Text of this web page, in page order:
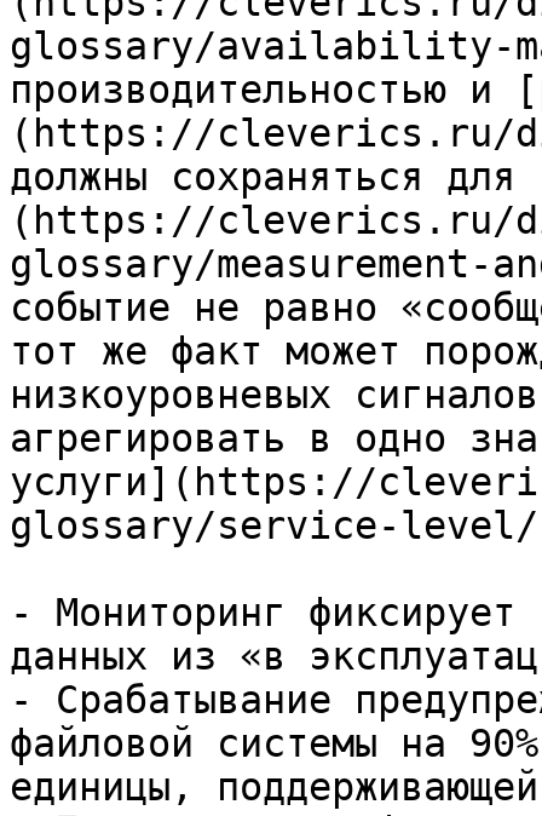
glossary/availability-
производительностью и
(https://cleverics.ru/
должны сохраняться
(https://cleverics.ru/
glossary/measurement-
событие не равно
тот же факт может
низкоуровневых
агрегировать в одно
услуги](https://
glossary/service-level/
- Мониторинг фиксирует
данных из «в
- Срабатывание
файловой системы на
единицы,